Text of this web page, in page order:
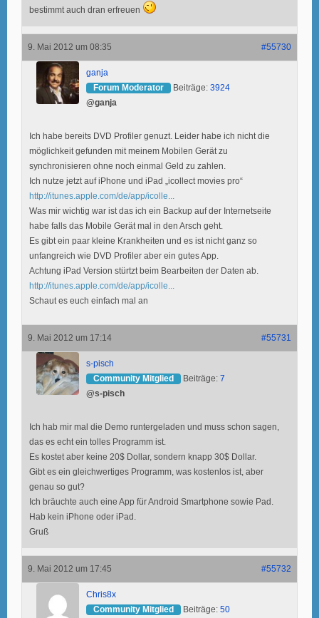
bestimmt auch dran erfreuen
9. Mai 2012 um 08:35 #55730
ganja
Forum Moderator
Beiträge: 3924
@ganja
Ich habe bereits DVD Profiler genuzt. Leider habe ich nicht die
möglichkeit gefunden mit meinem Mobilen Gerät zu
synchronisieren ohne noch einmal Geld zu zahlen.
Ich nutze jetzt auf iPhone und iPad „icollect movies pro“
http://itunes.apple.com/de/app/icolle...
Was mir wichtig war ist das ich ein Backup auf der Internetseite
habe falls das Mobile Gerät mal in den Arsch geht.
Es gibt ein paar kleine Krankheiten und es ist nicht ganz so
unfangreich wie DVD Profiler aber ein gutes App.
Achtung iPad Version stürtzt beim Bearbeiten der Daten ab.
http://itunes.apple.com/de/app/icolle...
Schaut es euch einfach mal an
9. Mai 2012 um 17:14 #55731
s-pisch
Community Mitglied
Beiträge: 7
@s-pisch
Ich hab mir mal die Demo runtergeladen und muss schon sagen,
das es echt ein tolles Programm ist.
Es kostet aber keine 20$ Dollar, sondern knapp 30$ Dollar.
Gibt es ein gleichwertiges Programm, was kostenlos ist, aber
genau so gut?
Ich bräuchte auch eine App für Android Smartphone sowie Pad.
Hab kein iPhone oder iPad.
Gruß
9. Mai 2012 um 17:45 #55732
Chris8x
Community Mitglied
Beiträge: 50